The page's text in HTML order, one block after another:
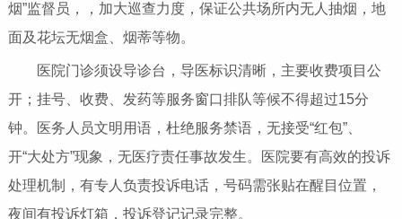
烟”监督员，，加大巡查力度，保证公共场所内无人抽烟，地
面及花坛无烟盒、烟蒂等物。
医院门诊须设导诊台，导医标识清晰，主要收费项目公
开；挂号、收费、发药等服务窗口排队等候不得超过15分
钟。医务人员文明用语，杜绝服务禁语，无接受“红包”、
开“大处方”现象，无医疗责任事故发生。医院要有高效的投诉
处理机制，有专人负责投诉电话，号码需张贴在醒目位置，
夜间有投诉灯箱，投诉登记记录完整。